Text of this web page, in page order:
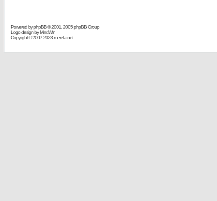
Powered byphpBB© 2001, 2005 phpBB Group
Logo design by MindWin
Copyright © 2007-2023 merefa.net